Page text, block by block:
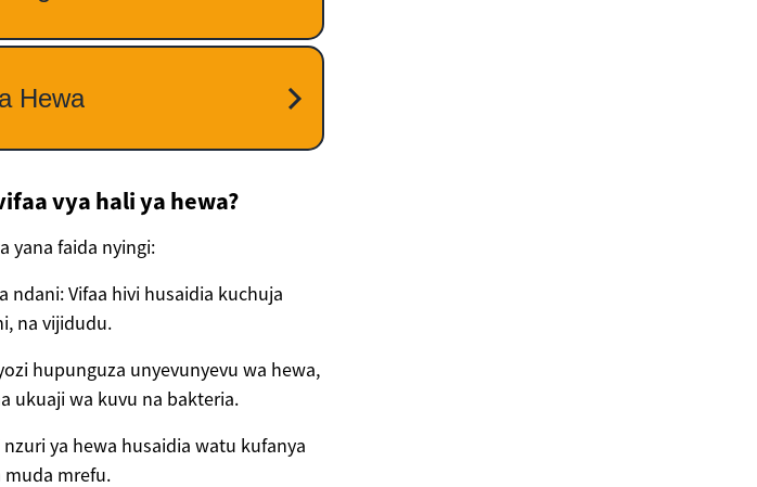
vya hali ya hewa?
yana faida nyingi:
ndani: Vifaa hivi husaidia kuchuja
na vijidudu.
hupunguza unyevunyevu wa hewa,
ukuaji wa kuvu na bakteria.
ya hewa husaidia watu kufanya
muda mrefu.